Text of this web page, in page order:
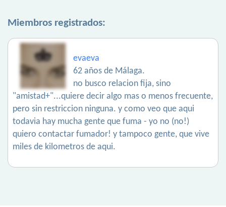
Miembros registrados:
evaeva
62 años de Málaga.
no busco relacion fija, sino
"amistad+"...quiere decir algo mas o menos frecuente,
pero sin restriccion ninguna. y como veo que aqui
todavia hay mucha gente que fuma - yo no (no!)
quiero contactar fumador! y tampoco gente, que vive
miles de kilometros de aqui.